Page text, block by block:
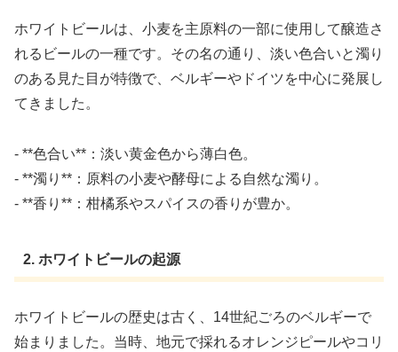
ホワイトビールは、小麦を主原料の一部に使用して醸造さ
れるビールの一種です。その名の通り、淡い色合いと濁り
のある見た目が特徴で、ベルギーやドイツを中心に発展し
てきました。
- **色合い**：淡い黄金色から薄白色。
- **濁り**：原料の小麦や酵母による自然な濁り。
- **香り**：柑橘系やスパイスの香りが豊か。
2. ホワイトビールの起源
ホワイトビールの歴史は古く、14世紀ごろのベルギーで
始まりました。当時、地元で採れるオレンジピールやコリ